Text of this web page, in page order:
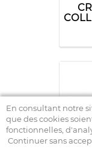
En consultant notre
que des cookies
fonctionnelles,
Continuer sans